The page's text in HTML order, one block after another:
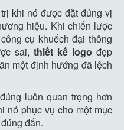
khi nó được đặt đúng vị
hiệu. Khi chiến lược
cụ khuếch đại thông
sai, thiết kế logo đẹp
một định hướng đã lệch
luôn quan trọng hơn
nó phục vụ cho một mục
đắn.